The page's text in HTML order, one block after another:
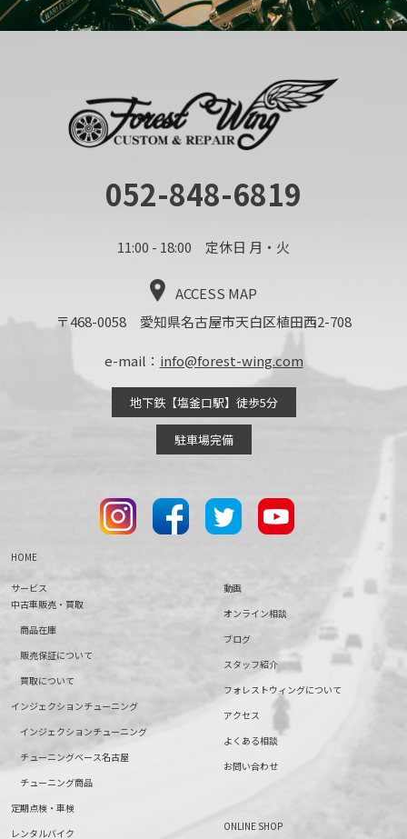
052-848-6819
11:00 - 18:00 定休日 月・火
ACCESS MAP
〒468-0058 愛知県名古屋市天白区植田西2-708
e-mail： info@forest-wing.com
地下鉄【塩釜口駅】徒歩5分
駐車場完備
HOME
サービス
中古車販売・買取
商品在庫
販売保証について
買取について
インジェクションチューニング
インジェクションチューニング
チューニングベース名古屋
チューニング商品
定期点検・車検
レンタルバイク
動画
オンライン相談
ブログ
スタッフ紹介
フォレストウィングについて
アクセス
よくある相談
お問い合わせ
ONLINE SHOP